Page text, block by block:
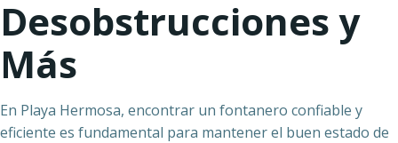
Desobstrucciones y
Más
En Playa Hermosa, encontrar un fontanero confiable y
eficiente es fundamental para mantener el buen estado de